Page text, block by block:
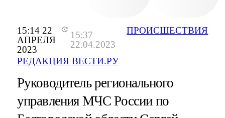
15:14 22
АПРЕЛЯ
2023
15:37
22.04.2023
РЕДАКЦИЯ ВЕСТИ.РУ
ПРОИСШЕСТВИЯ
Руководитель регионального
управления МЧС России по